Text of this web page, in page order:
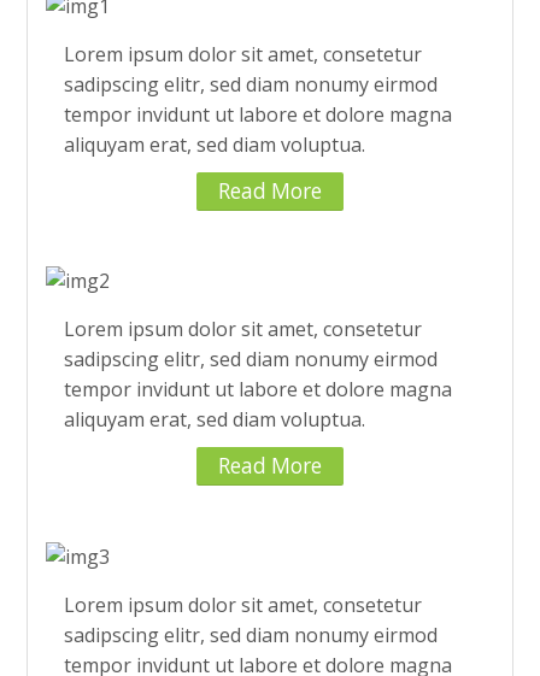
Lorem ipsum dolor sit amet, consetetur
sadipscing elitr, sed diam nonumy eirmod
tempor invidunt ut labore et dolore magna
aliquyam erat, sed diam voluptua.
Read More
Lorem ipsum dolor sit amet, consetetur
sadipscing elitr, sed diam nonumy eirmod
tempor invidunt ut labore et dolore magna
aliquyam erat, sed diam voluptua.
Read More
Lorem ipsum dolor sit amet, consetetur
sadipscing elitr, sed diam nonumy eirmod
tempor invidunt ut labore et dolore magna